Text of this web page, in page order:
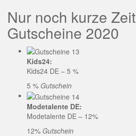
Nur noch kurze Zeit
Gutscheine 2020
Kids24:
Kids24 DE – 5 %
5 % Gutschein
Modetalente DE:
Modetalente DE – 12%
12% Gutschein